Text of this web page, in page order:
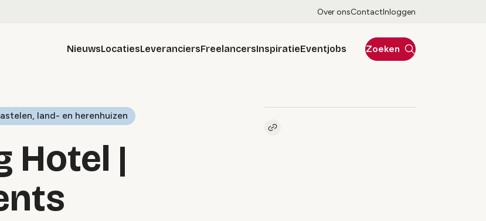
Over onsContactInloggen
NieuwsLocatiesLeveranciersFreelancersInspiratieEventjobs Zoeken
land- en herenhuizen
Hotel |
Kopieer link naar pagina